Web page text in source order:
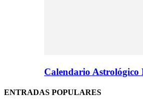
Calendario Astrológico
ENTRADAS POPULARES